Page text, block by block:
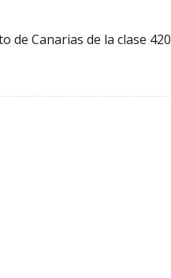
de Canarias de la clase 420